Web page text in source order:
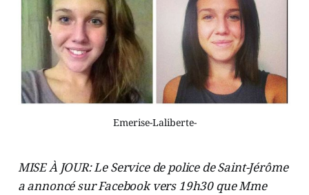
Emerise-Laliberte-
MISE À JOUR: Le Service de police de Saint-Jérôme
a annoncé sur Facebook vers 19h30 que Mme